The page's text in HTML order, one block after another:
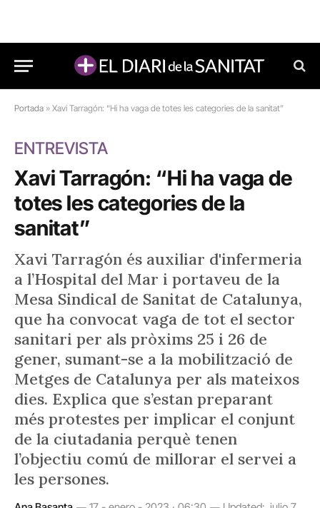
Portada » Xavi Tarragón: “Hi ha vaga de totes les categories de la sanitat”
ENTREVISTA
Xavi Tarragón: “Hi ha vaga de
totes les categories de la
sanitat”
Xavi Tarragón és auxiliar d'infermeria
a l’Hospital del Mar i portaveu de la
Mesa Sindical de Sanitat de Catalunya,
que ha convocat vaga de tot el sector
sanitari per als pròxims 25 i 26 de
gener, sumant-se a la mobilització de
Metges de Catalunya per als mateixos
dies. Explica que s’estan preparant
més protestes per implicar el conjunt
de la ciutadania perquè tenen
l’objectiu comú de millorar el servei a
les persones.